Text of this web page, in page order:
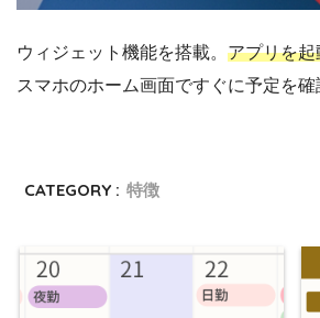
ウィジェット機能を搭載。 アプリを
スマホのホーム画面ですぐに予定を確
CATEGORY : 特徴